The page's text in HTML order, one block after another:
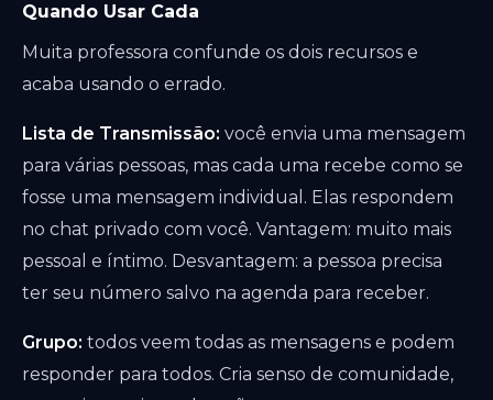
Quando Usar Cada
Muita professora confunde os dois recursos e
acaba usando o errado.
Lista de Transmissão: você envia uma mensagem
para várias pessoas, mas cada uma recebe como se
fosse uma mensagem individual. Elas respondem
no chat privado com você. Vantagem: muito mais
pessoal e íntimo. Desvantagem: a pessoa precisa
ter seu número salvo na agenda para receber.
Grupo: todos veem todas as mensagens e podem
responder para todos. Cria senso de comunidade,